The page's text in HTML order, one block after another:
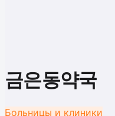
금은동약국
Больницы и клиники